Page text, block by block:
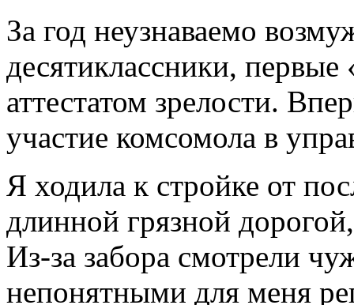
За год неузнаваемо
десятиклассники,
аттестатом зрелости.
участие комсомола в
Я ходила к стройке от
длинной грязной
Из-за забора смотрели
непонятными для меня